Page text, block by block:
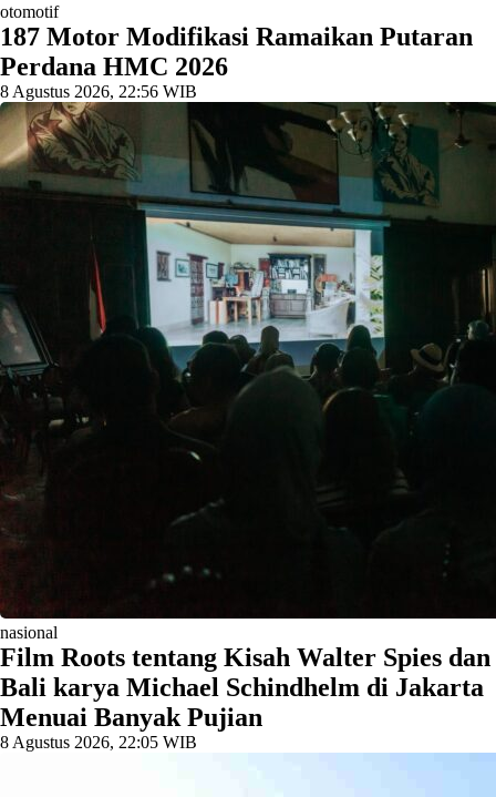
otomotif
187 Motor Modifikasi Ramaikan Putaran
Perdana HMC 2026
8 Agustus 2026, 22:56 WIB
nasional
Film Roots tentang Kisah Walter Spies dan
Bali karya Michael Schindhelm di Jakarta
Menuai Banyak Pujian
8 Agustus 2026, 22:05 WIB